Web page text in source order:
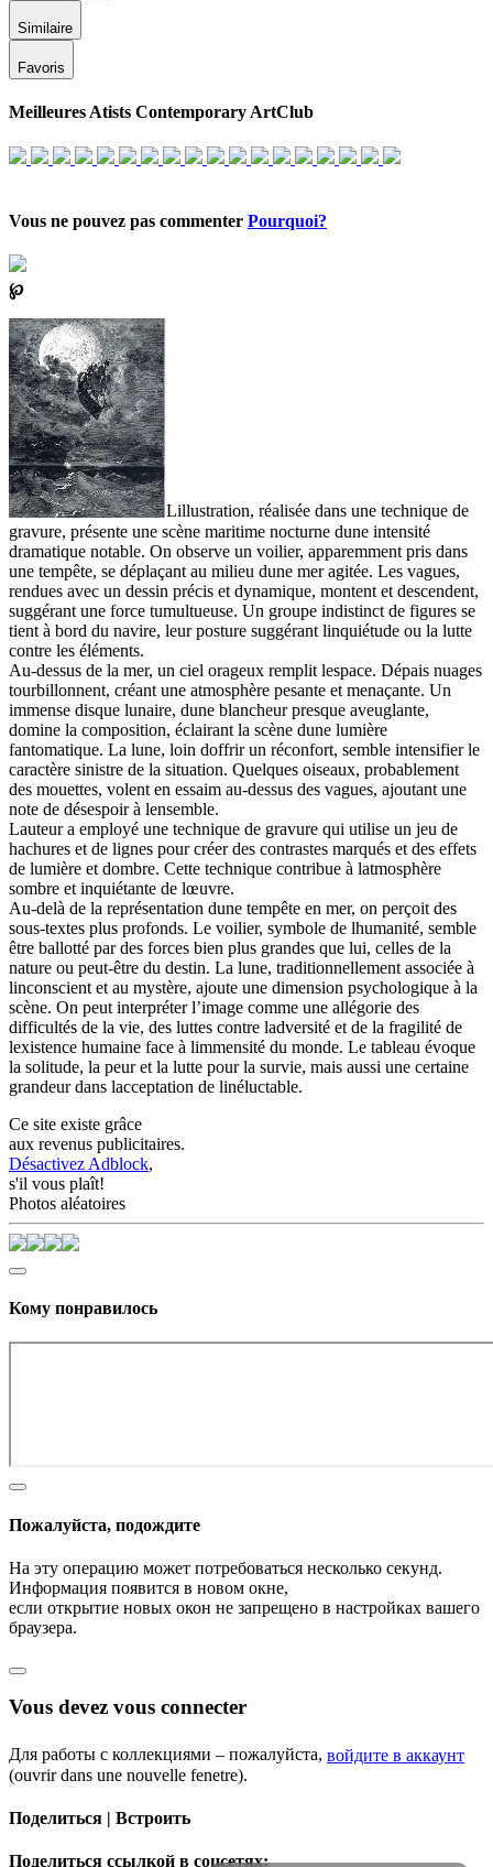
Similaire
Favoris
Meilleures Atists Contemporary ArtClub
Vous ne pouvez pas commenter Pourquoi?
℘
Lillustration, réalisée dans une technique de
gravure, présente une scène maritime nocturne dune intensité
dramatique notable. On observe un voilier, apparemment pris dans
une tempête, se déplaçant au milieu dune mer agitée. Les vagues,
rendues avec un dessin précis et dynamique, montent et descendent,
suggérant une force tumultueuse. Un groupe indistinct de figures se
tient à bord du navire, leur posture suggérant linquiétude ou la lutte
contre les éléments.
Au-dessus de la mer, un ciel orageux remplit lespace. Dépais nuages
tourbillonnent, créant une atmosphère pesante et menaçante. Un
immense disque lunaire, dune blancheur presque aveuglante,
domine la composition, éclairant la scène dune lumière
fantomatique. La lune, loin doffrir un réconfort, semble intensifier le
caractère sinistre de la situation. Quelques oiseaux, probablement
des mouettes, volent en essaim au-dessus des vagues, ajoutant une
note de désespoir à lensemble.
Lauteur a employé une technique de gravure qui utilise un jeu de
hachures et de lignes pour créer des contrastes marqués et des effets
de lumière et dombre. Cette technique contribue à latmosphère
sombre et inquiétante de lœuvre.
Au-delà de la représentation dune tempête en mer, on perçoit des
sous-textes plus profonds. Le voilier, symbole de lhumanité, semble
être ballotté par des forces bien plus grandes que lui, celles de la
nature ou peut-être du destin. La lune, traditionnellement associée à
linconscient et au mystère, ajoute une dimension psychologique à la
scène. On peut interpréter l’image comme une allégorie des
difficultés de la vie, des luttes contre ladversité et de la fragilité de
lexistence humaine face à limmensité du monde. Le tableau évoque
la solitude, la peur et la lutte pour la survie, mais aussi une certaine
grandeur dans lacceptation de linéluctable.
Ce site existe grâce
aux revenus publicitaires.
Désactivez Adblock,
s'il vous plaît!
Photos aléatoires
Кому понравилось
Пожалуйста, подождите
На эту операцию может потребоваться несколько секунд.
Информация появится в новом окне,
если открытие новых окон не запрещено в настройках вашего
браузера.
Vous devez vous connecter
Для работы с коллекциями – пожалуйста, войдите в аккаунт
(ouvrir dans une nouvelle fenetre).
Поделиться | Встроить
Поделиться ссылкой в соцсетях: